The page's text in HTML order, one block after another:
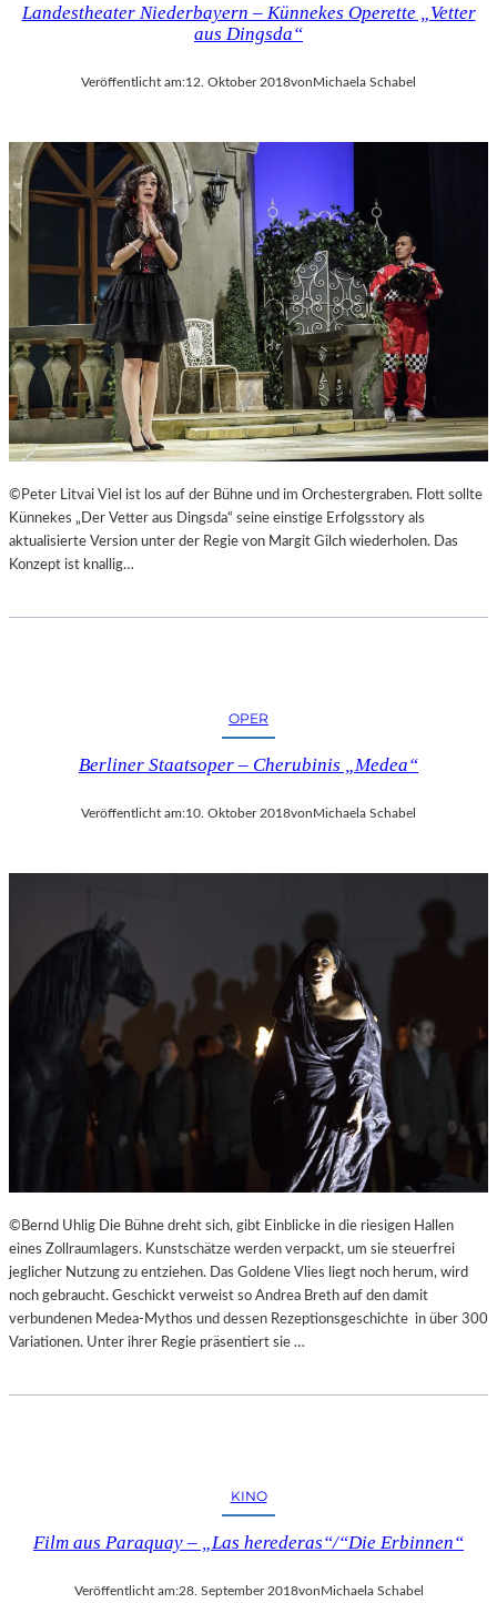
Landestheater Niederbayern – Künnekes Operette „Vetter
aus Dingsda“
Veröffentlicht am:12. Oktober 2018vonMichaela Schabel
©Peter Litvai Viel ist los auf der Bühne und im Orchestergraben. Flott sollte
Künnekes „Der Vetter aus Dingsda“ seine einstige Erfolgsstory als
aktualisierte Version unter der Regie von Margit Gilch wiederholen. Das
Konzept ist knallig…
OPER
Berliner Staatsoper – Cherubinis „Medea“
Veröffentlicht am:10. Oktober 2018vonMichaela Schabel
©Bernd Uhlig Die Bühne dreht sich, gibt Einblicke in die riesigen Hallen
eines Zollraumlagers. Kunstschätze werden verpackt, um sie steuerfrei
jeglicher Nutzung zu entziehen. Das Goldene Vlies liegt noch herum, wird
noch gebraucht. Geschickt verweist so Andrea Breth auf den damit
verbundenen Medea-Mythos und dessen Rezeptionsgeschichte in über 300
Variationen. Unter ihrer Regie präsentiert sie …
KINO
Film aus Paraquay – „Las herederas“/“Die Erbinnen“
Veröffentlicht am:28. September 2018von Michaela Schabel